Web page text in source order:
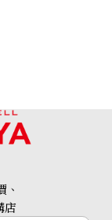
店